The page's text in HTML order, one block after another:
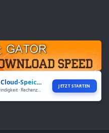
Cloud-Speicher JETZT STARTEN